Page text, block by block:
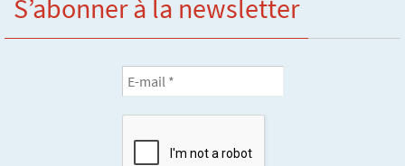
S’abonner à la newsletter